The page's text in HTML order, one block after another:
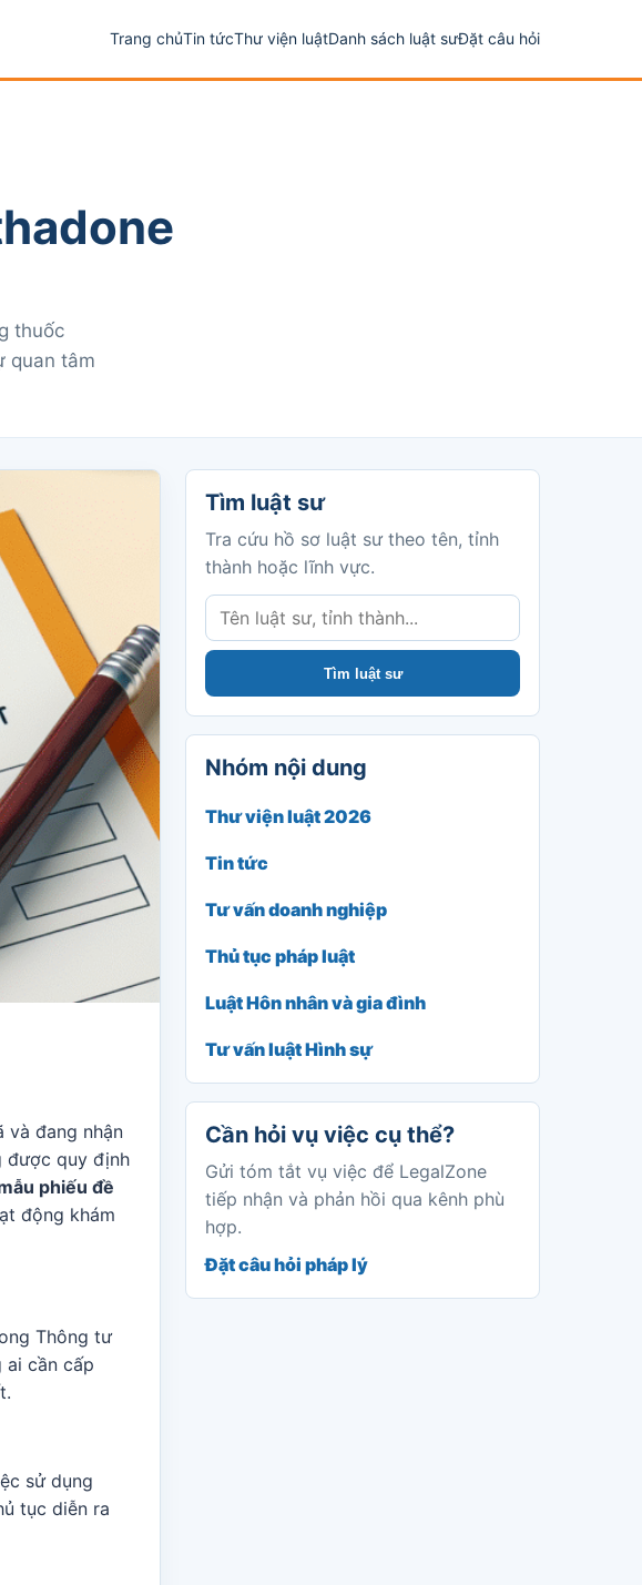
Trang chủTin tứcThư viện luậtDanh sách luật sưĐặt câu hỏi
thuốc
quan tâm
và đang nhận
được quy định
phiếu đề
động khám
Thông tư
ai cần cấp
sử dụng
tục diễn ra
Tìm luật sư
Tra cứu hồ sơ luật sư theo tên, tỉnh
thành hoặc lĩnh vực.
Tìm luật sư
Tìm luật sư
Nhóm nội dung
Thư viện luật 2026
Tin tức
Tư vấn doanh nghiệp
Thủ tục pháp luật
Luật Hôn nhân và gia đình
Tư vấn luật Hình sự
Cần hỏi vụ việc cụ thể?
Gửi tóm tắt vụ việc để LegalZone
tiếp nhận và phản hồi qua kênh phù
hợp.
Đặt câu hỏi pháp lý